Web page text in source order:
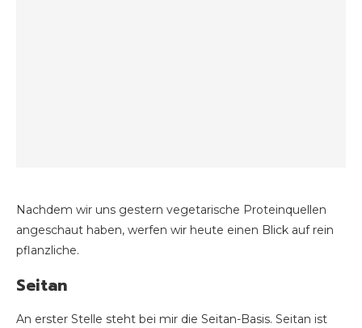
Nachdem wir uns gestern vegetarische Proteinquellen
angeschaut haben, werfen wir heute einen Blick auf rein
pflanzliche.
Seitan
An erster Stelle steht bei mir die Seitan-Basis. Seitan ist